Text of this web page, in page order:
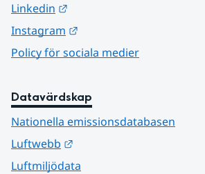
Linkedin
Instagram
Policy för sociala medier
Datavärdskap
Nationella emissionsdatabasen
Luftwebb
Luftmiljödata